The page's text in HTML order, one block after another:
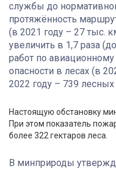
службы до
протяжённость
(в 2021 году – 27 тыс.
увеличить в 1,7 раза
работ по
опасности в лесах (в
2022 году – 739 лесных
Настоящую обстановку
При этом показатель
более 322 гектаров леса.
В минприроды